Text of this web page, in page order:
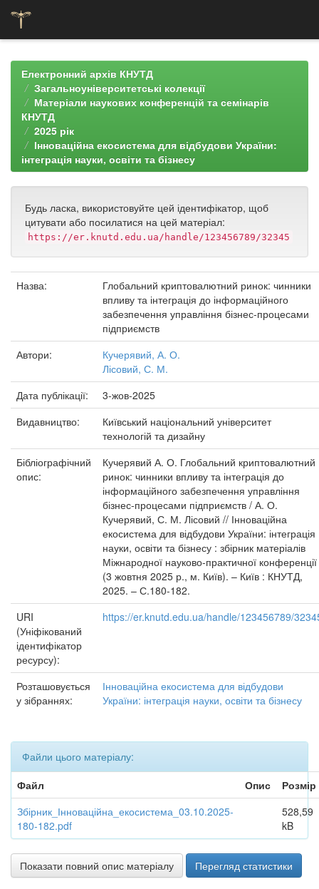
navigationЕлектронний архів КНУТД
Загальноуніверситетські колекції
Матеріали наукових конференцій та семінарів
КНУТД
2025 рік
Інноваційна екосистема для відбудови України:
інтеграція науки, освіти та бізнесу
Будь ласка, використовуйте цей ідентифікатор, щоб
цитувати або посилатися на цей матеріал:
https://er.knutd.edu.ua/handle/123456789/32345
Назва:
Глобальний криптовалютний ринок: чинники
впливу та інтеграція до інформаційного
забезпечення управління бізнес-процесами
підприємств
Автори:
Кучерявий, А. О.
Лісовий, С. М.
Дата публікації:
3-жов-2025
Видавництво:
Київський національний університет
технологій та дизайну
Бібліографічний
опис:
Кучерявий А. О. Глобальний криптовалютний
ринок: чинники впливу та інтеграція до
інформаційного забезпечення управління
бізнес-процесами підприємств / А. О.
Кучерявий, С. М. Лісовий // Інноваційна
екосистема для відбудови України: інтеграція
науки, освіти та бізнесу : збірник матеріалів
Міжнародної науково-практичної конференції
(3 жовтня 2025 р., м. Київ). – Київ : КНУТД,
2025. – С.180-182.
URI
(Уніфікований
ідентифікатор
ресурсу):
https://er.knutd.edu.ua/handle/123456789/
Розташовується
у зібраннях:
Інноваційна екосистема для відбудови
України: інтеграція науки, освіти та бізнесу
Файли цього матеріалу:
Файл
Опис
Розмір
Збірник_Інноваційна_екосистема_03.10.2025-
180-182.pdf
528,59
kB
Показати повний опис матеріалу Перегляд статистики